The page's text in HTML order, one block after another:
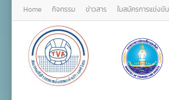
Home กิจกรรม ข่าวสาร ใบสมัครการแข่งขั